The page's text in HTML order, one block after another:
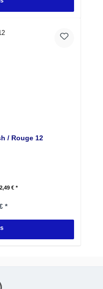
/ Rouge 12
2,49 € *
Preis:
*